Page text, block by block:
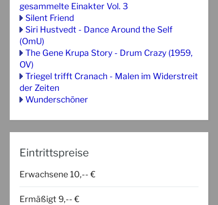
gesammelte Einakter Vol. 3
Silent Friend
Siri Hustvedt - Dance Around the Self
(OmU)
The Gene Krupa Story - Drum Crazy (1959,
OV)
Triegel trifft Cranach - Malen im Widerstreit
der Zeiten
Wunderschöner
Eintrittspreise
Erwachsene 10,-- €
Ermäßigt 9,-- €